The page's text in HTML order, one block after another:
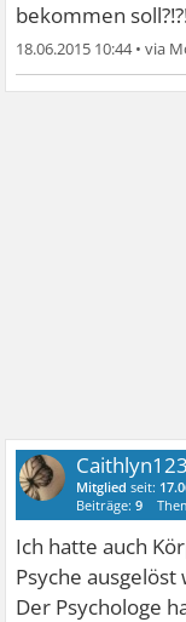
bekommen
18.06.2015 10:44•
Caithlyn123
Mitglied seit:
Beiträge:9
Ich hatte auch
Psyche ausgelöst
Der Psychologe